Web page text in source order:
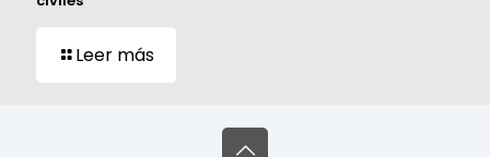
Leer más